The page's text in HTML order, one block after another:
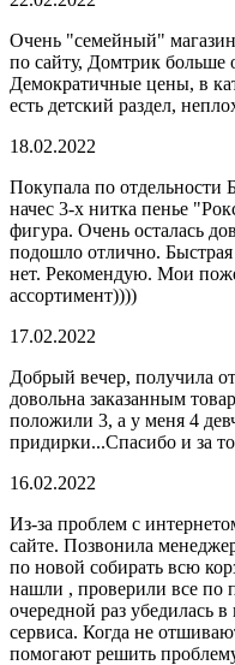
Очень "семейный"
по сайту, Домтрик больше
Демократичные цены, в
есть детский раздел,
18.02.2022
Покупала по отдельности
начес 3-х нитка пенье
фигура. Очень осталась
подошло отлично.
нет. Рекомендую. Мои
ассортимент))))
17.02.2022
Добрый вечер, получила
довольна заказанным
положили 3, а у меня 4
придирки...Спасибо и за
16.02.2022
Из-за проблем с
сайте. Позвонила
по новой собирать всю
нашли , проверили все по
очередной раз убедилась
сервиса. Когда не
помогают решить